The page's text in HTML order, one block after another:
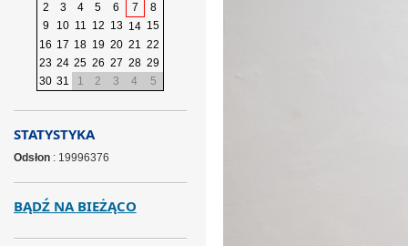
2
3 4 5 6 7
8
9
10 11 12 13 14 15
16 17 18 19 20 21 22
23 24 25 26 27 28 29
30 31 1 2 3 4 5
STATYSTYKA
Odsłon: 19996376
BĄDŹ NA BIEŻĄCO